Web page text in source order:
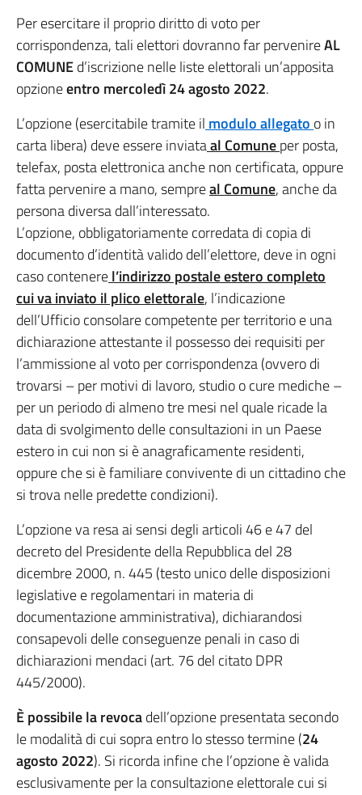
Per esercitare il proprio diritto di voto per
corrispondenza, tali elettori dovranno far pervenireAL
COMUNEd’iscrizione nelle liste elettorali un’apposita
opzioneentro mercoledì 24 agosto 2022.
L’opzione (esercitabile tramite il modulo allegato o in
carta libera) deve essere inviataal Comuneper posta,
telefax, posta elettronica anche non certificata, oppure
fatta pervenire a mano, sempreal Comune, anche da
persona diversa dall’interessato.
L’opzione, obbligatoriamente corredata di copia di
documento d’identità valido dell’elettore, deve in ogni
caso contenerel’indirizzo postale estero completo
cui va inviato il plico elettorale, l’indicazione
dell’Ufficio consolare competente per territorio e una
dichiarazione attestante il possesso dei requisiti per
l’ammissione al voto per corrispondenza (ovvero di
trovarsi – per motivi di lavoro, studio o cure mediche –
per un periodo di almeno tre mesi nel quale ricade la
data di svolgimento delle consultazioni in un Paese
estero in cui non si è anagraficamente residenti,
oppure che si è familiare convivente di un cittadino che
si trova nelle predette condizioni).
L’opzione va resa ai sensi degli articoli 46 e 47 del
decreto del Presidente della Repubblica del 28
dicembre 2000, n. 445 (testo unico delle disposizioni
legislative e regolamentari in materia di
documentazione amministrativa), dichiarandosi
consapevoli delle conseguenze penali in caso di
dichiarazioni mendaci (art. 76 del citato DPR
445/2000).
È possibile la revocadell’opzione presentata secondo
le modalità di cui sopra entro lo stesso termine (24
agosto 2022). Si ricorda infine che l’opzione è valida
esclusivamente per la consultazione elettorale cui si